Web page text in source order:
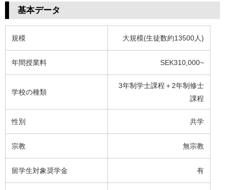
基本データ
規模 大規模(生徒数約13500人)
年間授業料 SEK310,000~
学校の種類
3年制学士課程＋2年制修士
課程
性別 共学
宗教 無宗教
留学生対象奨学金 有